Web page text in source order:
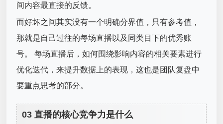
间内容最直接的反馈。
而好坏之间其实没有一个明确分界值，只有参考值，
那就是自己过往的每场直播以及同类目下的优秀账
号。 每场直播后，如何围绕影响内容的相关要素进行
优化迭代，来提升数据上的表现，这也是团队复盘中
要重点思考的部分。
03 直播的核心竞争力是什么